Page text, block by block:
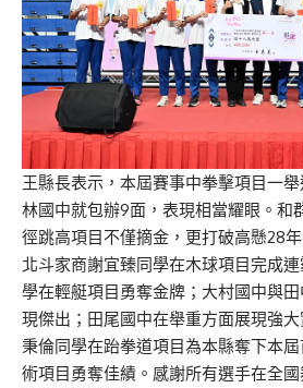
王縣長表示，本屆賽事中拳擊項目一
林國中就包辦9面，表現相當耀眼。和
徑跳高項目不僅摘金，更打破高懸28
北斗家商謝宜臻同學在木球項目完成
學在輕艇項目勇奪金牌；大村國中與
現傑出；田尾國中在舉重方面展現強
秉倫同學在跆拳道項目為本縣奪下本
術項目勇奪佳績。感謝所有選手在全